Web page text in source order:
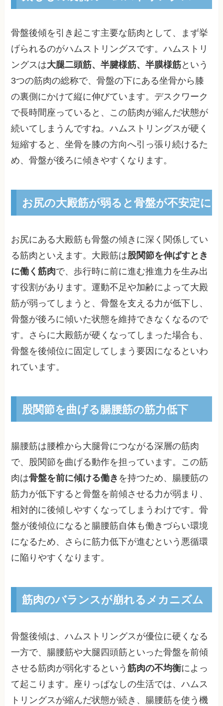
骨盤後傾を引き起こす主要な筋肉として、まず挙
げられるのがハムストリングスです。ハムストリ
ングスは大腿二頭筋、半腱様筋、半膜様筋という
3つの筋肉の総称で、骨盤の下にある坐骨から膝
の裏側にかけて縦に伸びています。デスクワーク
で長時間座っていると、この筋肉が縮んだ状態が
続いてしまうんですね。ハムストリングスが硬く
短縮すると、坐骨を膝の方向へ引っ張り続けるた
め、骨盤が後ろに傾きやすくなります。
お尻の大殿筋が弱ると骨盤が不安定に
お尻にある大殿筋も骨盤の傾きに深く関係してい
る筋肉といえます。大殿筋は股関節を伸ばすとき
に働く筋肉で、歩行時に前に進む推進力を生み出
す役割があります。運動不足や加齢によって大殿
筋が弱ってしまうと、骨盤を支える力が低下し、
骨盤が後ろに傾いた状態を維持できなくなるので
す。さらに大殿筋が硬くなってしまった場合も、
骨盤を後傾位に固定してしまう要因になるといわ
れています。
股関節を曲げる腸腰筋の筋力低下
腸腰筋は腰椎から大腿骨につながる深層の筋肉
で、股関節を曲げる動作を担っています。この筋
肉は骨盤を前に傾ける働き を持つため、腸腰筋の
筋力が低下すると骨盤を前傾させる力が弱まり、
相対的に後傾しやすくなってしまうわけです。骨
盤が後傾位になると腸腰筋自体も働きづらい環境
になるため、さらに筋力低下が進むという悪循環
に陥りやすくなります。
筋肉のバランスが崩れるメカニズム
骨盤後傾は、ハムストリングスが優位に硬くなる
一方で、腸腰筋や大腿四頭筋といった骨盤を前傾
させる筋肉が弱化するという筋肉の不均衡によっ
て起こります。座りっぱなしの生活では、ハムス
トリングスが縮んだ状態が続き、腸腰筋を使う機